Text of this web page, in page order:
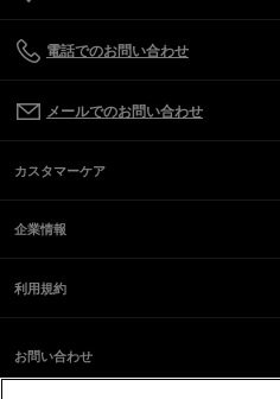
電話でのお問い合わせ
メールでのお問い合わせ
カスタマーケア
企業情報
利用規約
お問い合わせ
スクリーンリーダーのご利用に際し、問